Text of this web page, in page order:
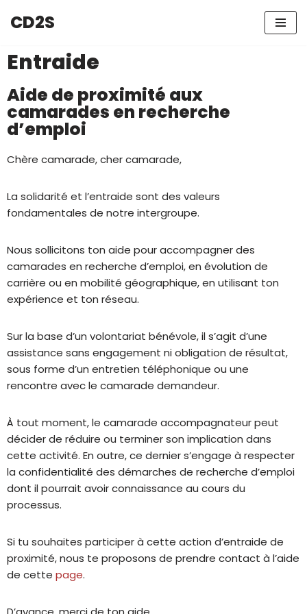
au
contenu
CD2S
Entraide
Aide de proximité aux
camarades en recherche
d’emploi
Chère camarade, cher camarade,
La solidarité et l’entraide sont des valeurs
fondamentales de notre intergroupe.
Nous sollicitons ton aide pour accompagner des
camarades en recherche d’emploi, en évolution de
carrière ou en mobilité géographique, en utilisant ton
expérience et ton réseau.
Sur la base d’un volontariat bénévole, il s’agit d’une
assistance sans engagement ni obligation de résultat,
sous forme d’un entretien téléphonique ou une
rencontre avec le camarade demandeur.
À tout moment, le camarade accompagnateur peut
décider de réduire ou terminer son implication dans
cette activité. En outre, ce dernier s’engage à respecter
la confidentialité des démarches de recherche d’emploi
dont il pourrait avoir connaissance au cours du
processus.
Si tu souhaites participer à cette action d’entraide de
proximité, nous te proposons de prendre contact à l’aide
de cette page.